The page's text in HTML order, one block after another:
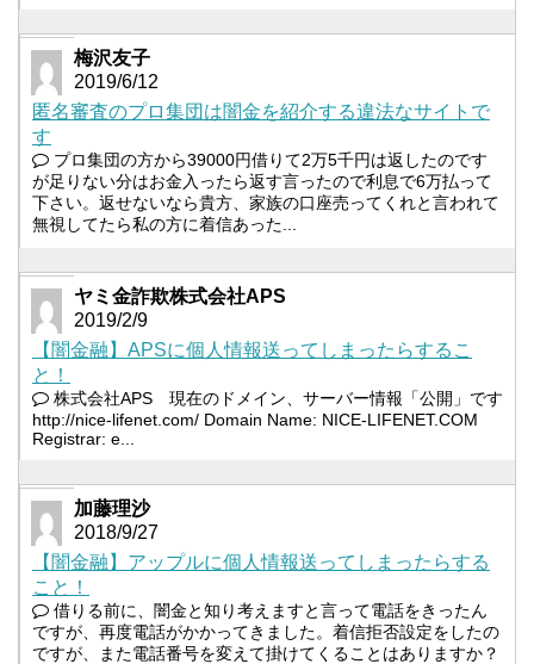
梅沢友子
2019/6/12
匿名審査のプロ集団は闇金を紹介する違法なサイトで
す
プロ集団の方から39000円借りて2万5千円は返したのです
が足りない分はお金入ったら返す言ったので利息で6万払って
下さい。返せないなら貴方、家族の口座売ってくれと言われて
無視してたら私の方に着信あった...
ヤミ金詐欺株式会社APS
2019/2/9
【闇金融】APSに個人情報送ってしまったらするこ
と！
株式会社APS 現在のドメイン、サーバー情報「公開」です
http://nice-lifenet.com/ Domain Name: NICE-LIFENET.COM
Registrar: e...
加藤理沙
2018/9/27
【闇金融】アップルに個人情報送ってしまったらする
こと！
借りる前に、闇金と知り考えますと言って電話をきったん
ですが、再度電話がかかってきました。着信拒否設定をしたの
ですが、また電話番号を変えて掛けてくることはありますか？